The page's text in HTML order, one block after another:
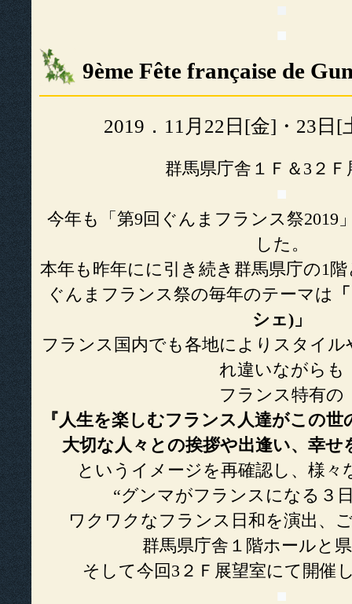
■
■
9ème Fête française de
2019．11月22日[金]・23日[
群馬県庁舎１Ｆ＆3２Ｆ
■
今年も「第9回ぐんまフランス祭2019
した。
本年も昨年にに引き続き群馬県庁の1
ぐんまフランス祭の毎年のテーマは
シェ)」
フランス国内でも各地によりスタイ
れ違いながらも
フランス特有の
『人生を楽しむフランス人達がこの
大切な人々との挨拶や出逢い、幸せ
というイメージを再確認し、様々
“グンマがフランスになる３
ワクワクなフランス日和を演出、
群馬県庁舎１階ホールと
そして今回3２Ｆ展望室にて開催
■